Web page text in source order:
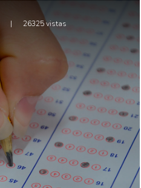
| 26325 vistas